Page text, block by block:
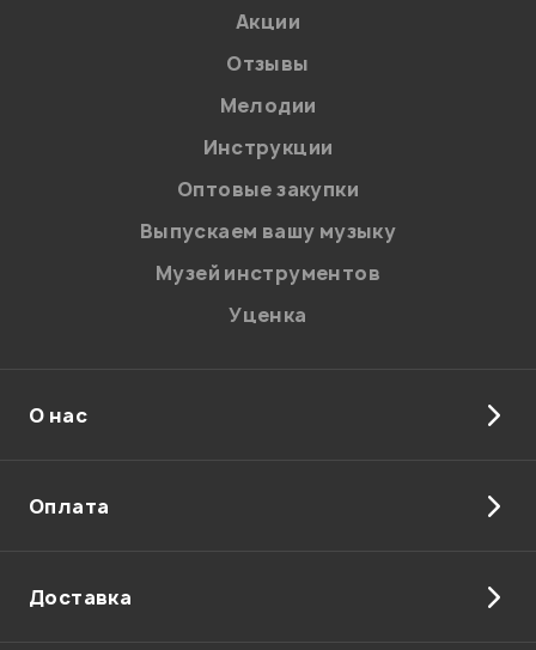
на обработку персональных данных в
Политикой в отношении обработки
персональных данных.
Введите проверочное число:
Отправить
Акции
Отзывы
Мелодии
Инструкции
Оптовые закупки
Выпускаем вашу музыку
Музей инструментов
Уценка
О нас
Оплата
Доставка